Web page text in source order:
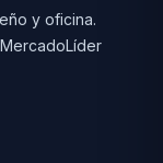
y oficina.